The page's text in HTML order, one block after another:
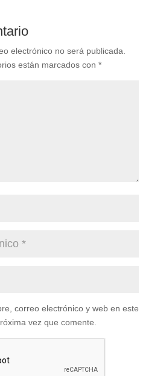
electrónico no será publicada.
están marcados con *
correo electrónico y web en este
vez que comente.